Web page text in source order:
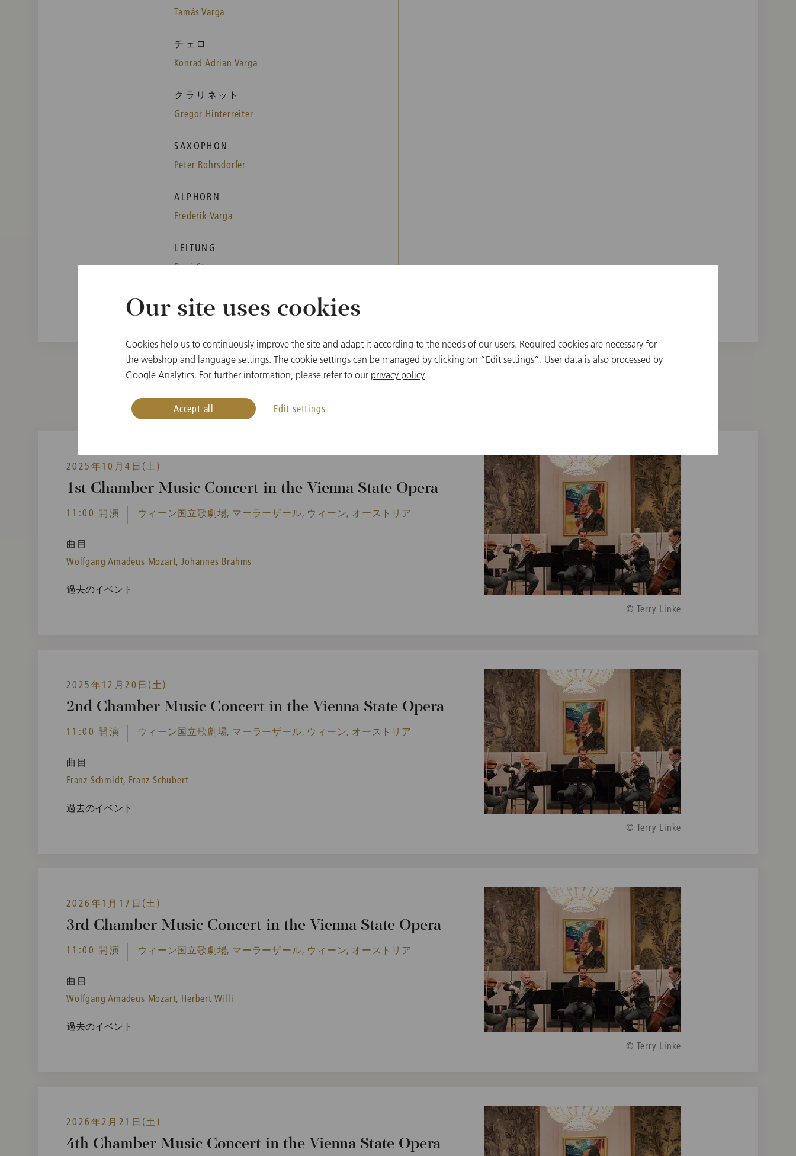
Tamás Varga
チェロ
Konrad Adrian Varga
クラリネット
Gregor Hinterreiter
SAXOPHON
Peter Rohrsdorfer
ALPHORN
Frederik Varga
LEITUNG
René Staar
2025年10月4日(土)
1st Chamber Music Concert in the Vienna State Opera
11:00 開演 ウィーン国立歌劇場, マーラーザール, ウィーン, オーストリア
曲目
Wolfgang Amadeus Mozart, Johannes Brahms
過去のイベント
© Terry Linke
2025年12月20日(土)
2nd Chamber Music Concert in the Vienna State Opera
11:00 開演 ウィーン国立歌劇場, マーラーザール, ウィーン, オーストリア
曲目
Franz Schmidt, Franz Schubert
過去のイベント
© Terry Linke
2026年1月17日(土)
3rd Chamber Music Concert in the Vienna State Opera
11:00 開演 ウィーン国立歌劇場, マーラーザール, ウィーン, オーストリア
曲目
Wolfgang Amadeus Mozart, Herbert Willi
過去のイベント
© Terry Linke
2026年2月21日(土)
4th Chamber Music Concert in the Vienna State Opera
Our site uses cookies
Cookies help us to continuously improve the site and adapt it according to the needs of our users. Required cookies are necessary for
the webshop and language settings. The cookie settings can be managed by clicking on “Edit settings”. User data is also processed by
Google Analytics. For further information, please refer to our privacy policy.
Edit settings
Accept all